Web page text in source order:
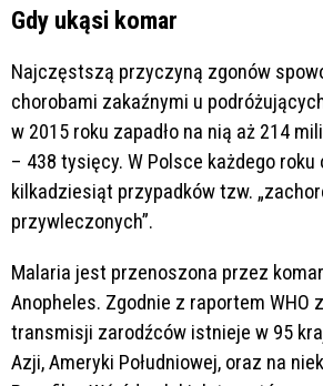
Gdy ukąsi komar
Najczęstszą przyczyną zgonów
chorobami zakaźnymi u
w 2015 roku zapadło na nią aż 214
– 438 tysięcy. W Polsce każdego
kilkadziesiąt przypadków tzw.
przywleczonych”.
Malaria jest przenoszona przez
Anopheles. Zgodnie z raportem WHO
transmisji zarodźców istnieje w 95
Azji, Ameryki Południowej, oraz na